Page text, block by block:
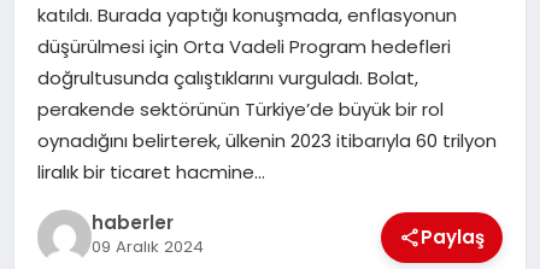
katıldı. Burada yaptığı konuşmada, enflasyonun
düşürülmesi için Orta Vadeli Program hedefleri
doğrultusunda çalıştıklarını vurguladı. Bolat,
perakende sektörünün Türkiye’de büyük bir rol
oynadığını belirterek, ülkenin 2023 itibarıyla 60 trilyon
liralık bir ticaret hacmine…
haberler
09 Aralık 2024 Paylaş